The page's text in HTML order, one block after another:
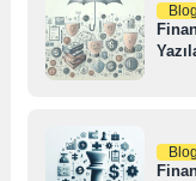
Blog
Blog